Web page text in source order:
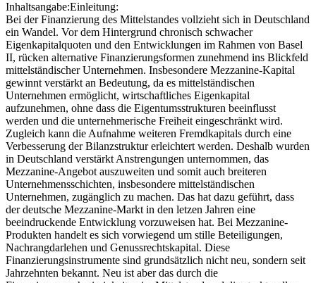
Inhaltsangabe:Einleitung:
Bei der Finanzierung des Mittelstandes vollzieht sich in Deutschland
ein Wandel. Vor dem Hintergrund chronisch schwacher
Eigenkapitalquoten und den Entwicklungen im Rahmen von Basel
II, rücken alternative Finanzierungsformen zunehmend ins Blickfeld
mittelständischer Unternehmen. Insbesondere Mezzanine-Kapital
gewinnt verstärkt an Bedeutung, da es mittelständischen
Unternehmen ermöglicht, wirtschaftliches Eigenkapital
aufzunehmen, ohne dass die Eigentumsstrukturen beeinflusst
werden und die unternehmerische Freiheit eingeschränkt wird.
Zugleich kann die Aufnahme weiteren Fremdkapitals durch eine
Verbesserung der Bilanzstruktur erleichtert werden. Deshalb wurden
in Deutschland verstärkt Anstrengungen unternommen, das
Mezzanine-Angebot auszuweiten und somit auch breiteren
Unternehmensschichten, insbesondere mittelständischen
Unternehmen, zugänglich zu machen. Das hat dazu geführt, dass
der deutsche Mezzanine-Markt in den letzen Jahren eine
beeindruckende Entwicklung vorzuweisen hat. Bei Mezzanine-
Produkten handelt es sich vorwiegend um stille Beteiligungen,
Nachrangdarlehen und Genussrechtskapital. Diese
Finanzierungsinstrumente sind grundsätzlich nicht neu, sondern seit
Jahrzehnten bekannt. Neu ist aber das durch die